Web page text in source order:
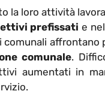
la loro attività
prefissati e
affrontano
comunale.
aumentati in